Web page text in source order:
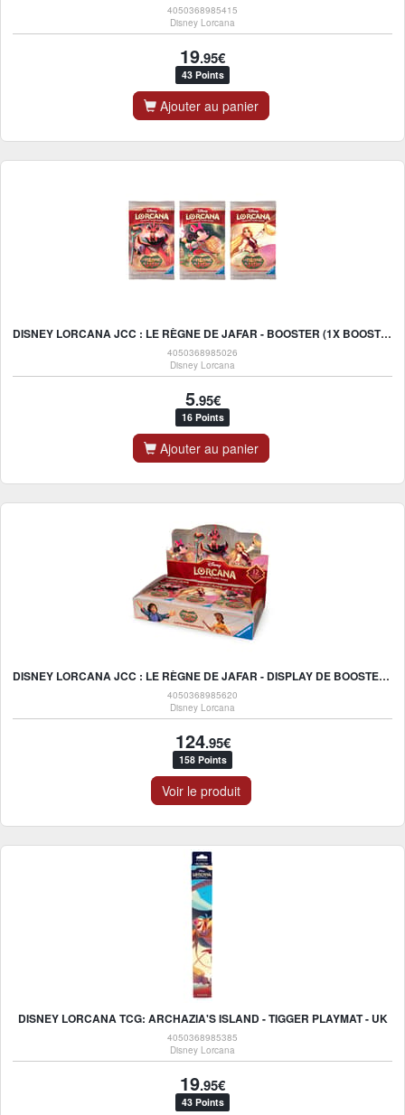
4050368985415
Disney Lorcana
19.95€
43 Points
Ajouter au panier
DISNEY LORCANA JCC : LE RÈGNE DE JAFAR - BOOSTER (1X BOOSTER ALÉATOIRE) - FR
4050368985026
Disney Lorcana
5.95€
16 Points
Ajouter au panier
DISNEY LORCANA JCC : LE RÈGNE DE JAFAR - DISPLAY DE BOOSTERS (24 BOOSTERS) - FR
4050368985620
Disney Lorcana
124.95€
158 Points
Voir le produit
DISNEY LORCANA TCG: ARCHAZIA'S ISLAND - TIGGER PLAYMAT - UK
4050368985385
Disney Lorcana
19.95€
43 Points